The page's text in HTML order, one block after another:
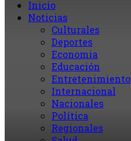
Inicio
Noticias
Culturales
Deportes
Economia
Educación
Entretenimiento
Internacional
Nacionales
Política
Regionales